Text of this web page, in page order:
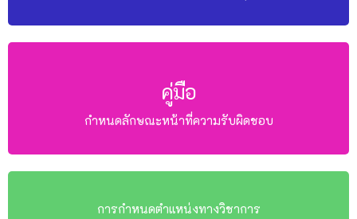
คู่มือ
กำหนดลักษณะหน้าที่ความรับผิดชอบ
การกำหนดตำแหน่งทางวิชาการ